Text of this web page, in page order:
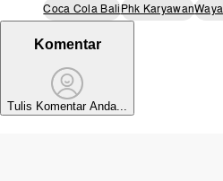
Coca Cola BaliPhk Karyawan
Komentar
Tulis Komentar Anda...